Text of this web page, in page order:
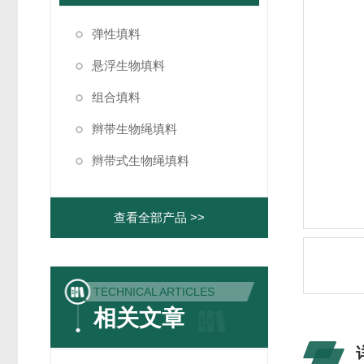
弹性填料
悬浮生物填料
组合填料
辫带生物绳填料
辫带式生物绳填料
查看全部产品 >>
TECHNICAL ARTICLES
相关文章